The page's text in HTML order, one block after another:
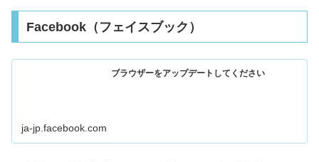
Facebook（フェイスブック）
ブラウザーをアップデートしてください
ja-jp.facebook.com